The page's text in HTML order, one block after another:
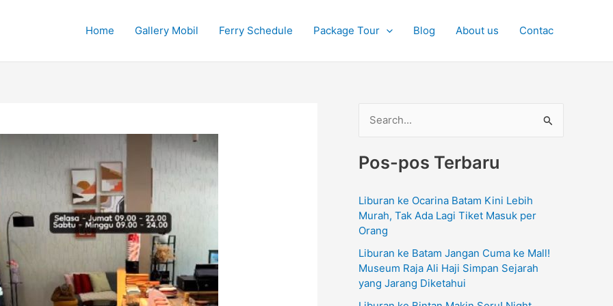
Home Gallery Mobil Ferry Schedule Package Tour Blog About us Contac
u
n
u
k
Pos-pos Terbaru
Liburan ke Ocarina Batam Kini Lebih
Murah, Tak Ada Lagi Tiket Masuk per
Orang
Liburan ke Batam Jangan Cuma ke Mall!
Museum Raja Ali Haji Simpan Sejarah
yang Jarang Diketahui